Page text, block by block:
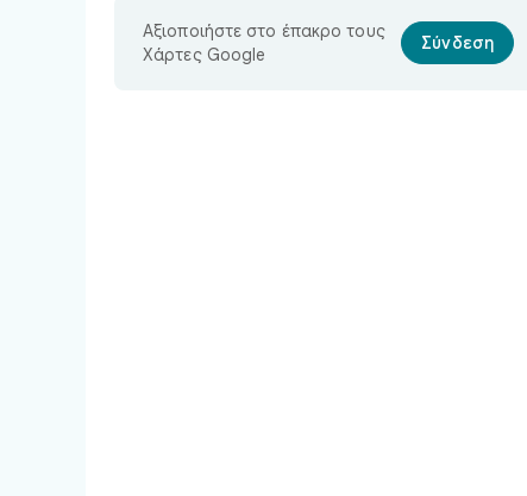
Αξιοποιήστε στο έπακρο τους
Χάρτες Google
Σύνδεση